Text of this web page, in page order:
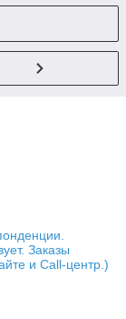
Заказы
и Call-центр.)